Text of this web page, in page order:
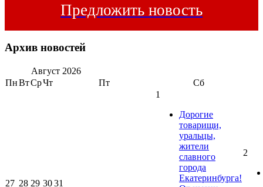
Предложить новость
Архив новостей
Август 2026
ПнВтСрЧт Пт Сб
27 28 29 3031
1
Дорогие
товарищи,
уральцы,
жители
славного
города
Екатеринбурга!
2